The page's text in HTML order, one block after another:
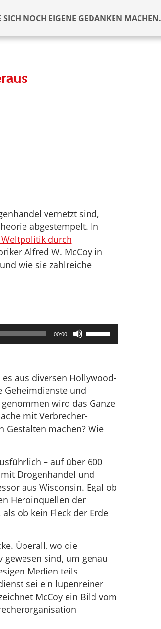
SICH NOCH EIGENE GEDANKEN MACHEN.
vernetzt sind,
abgestempelt. In
Weltpolitik durch
Alfred W. McCoy in
wie sie zahlreiche
00:00
Pfeiltasten
Hoch/Runter
die
Lautstärke
zu
regeln.
aus diversen Hollywood-
Geheimdienste und
wird das Ganze
mit Verbrecher-
Gestalten machen? Wie
– auf über 600
Drogenhandel und
aus Wisconsin. Egal ob
Heroinquellen der
ob kein Fleck der Erde
Überall, wo die
gewesen sind, um genau
Medien teils
sei ein lupenreiner
McCoy ein Bild vom